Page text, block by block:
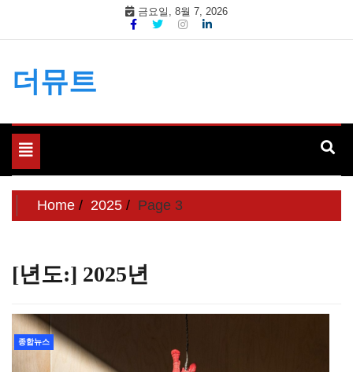
금요일, 8월 7, 2026
더뮤트
Toggle
navigation
Home 2025 Page 3
[년도:] 2025년
종합뉴스